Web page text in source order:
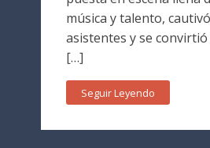
música y talento,
asistentes y se
[…]
Seguir Leyendo